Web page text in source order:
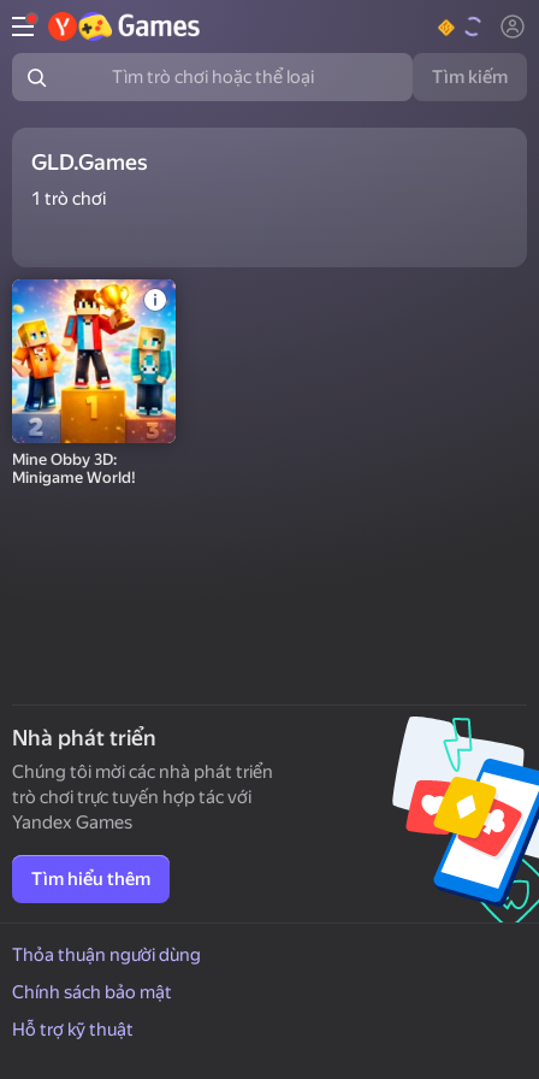
Tìm trò chơi hoặc thể loại Tìm kiếm
GLD.Games
1 trò chơi
Mine Obby 3D:
Minigame World!
Nhà phát triển
Chúng tôi mời các nhà phát triển
trò chơi trực tuyến hợp tác với
Yandex Games
Tìm hiểu thêm
Thỏa thuận người dùng
Chính sách bảo mật
Hỗ trợ kỹ thuật